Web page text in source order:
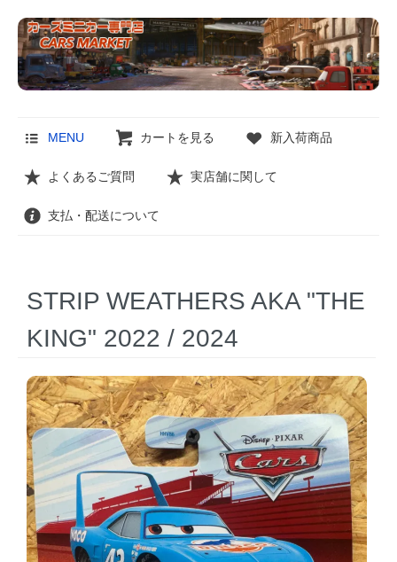
MENU カートを見る 新入荷商品
よくあるご質問 実店舗に関して
支払・配送について
STRIP WEATHERS AKA "THE
KING" 2022 / 2024